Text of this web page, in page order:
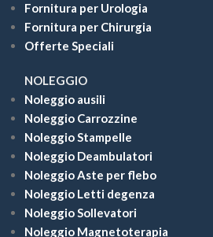
Fornitura per Urologia
Fornitura per Chirurgia
Offerte Speciali
NOLEGGIO
Noleggio ausili
Noleggio Carrozzine
Noleggio Stampelle
Noleggio Deambulatori
Noleggio Aste per flebo
Noleggio Letti degenza
Noleggio Sollevatori
Noleggio Magnetoterapia